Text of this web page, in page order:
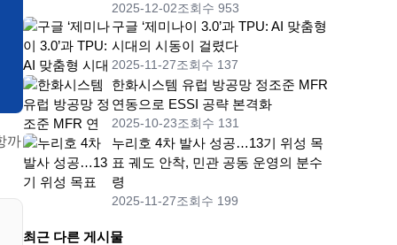
까
2025-12-02조회수 953
구글 ‘제미나이 3.0’과 TPU: AI 맞춤형
시대의 시동이 걸렸다
2025-11-27조회수 137
한화시스템 유럽 방공망 정조준 MFR
연동으로 ESSI 공략 본격화
2025-10-23조회수 131
누리호 4차 발사 성공…13기 위성 목
표 궤도 안착, 민관 공동 운영의 분수
령
2025-11-27조회수 199
최근 다른 게시물